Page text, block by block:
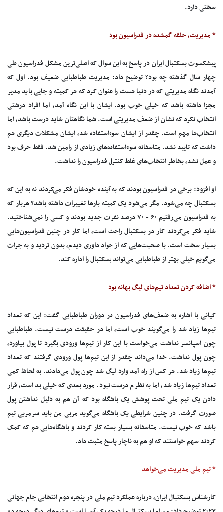
سختی دارد.
* مدیریت، حلقه گمشده در فدراسیون بود
پیشکسوت بسکتبال ایران در پاسخ به این سوال که اصلی‌ترین مشکل فدراسیون طی
چهار سال گذشته چه بود؟ توضیح داد: مدیریت طباطبایی ضعیف بود. اول که
آمدند نگاه مدیریتی که در دنیا هست را عنوان کرد که هر کمیته و جایی باید مدیر
مجزا داشته باشد که خیلی خوب بود. ایشان با این نگاه آمد، اما افراد درشتی
انتخاب نکرد که نشان از ضعف مدیریتی است. شما نگاهتان شاید درست باشد، اما
انتخاب‌ها مهم است. چقدر از ایشان سوءاستفاده شد، ایشان مشکلات دیگری هم
داشت که تایید نشد. متاسفانه سوءاستفاده‌های زیادی از رامین شد. فقط حرف بود
و عمل نشد، بخاطر انتخاب‌های غلط کنترل فدراسیون را نداشت.
او افزود: برخی در فدراسیون بودند که به آینده خودشان فکر می‌کردند نه به این که
بسکتبال چه می‌شود. مگر می‌شود یک کمیته بارها تغییرات داشته باشد؟ هربار که
به فدراسیون می‌رفتیم ۶۰ - ۷۰ درصد نفرات جدید بودند و کسی را نمی‌شناختید.
شاید فکر می‌کردند کار در بسکتبال راحت است، اما کار در چنین فدراسیون‌هایی
بسیار سخت است. با صحبت‌هایی که از جواد داوری دیدم، بدون تردید و به جرات
می‌گویم خیلی بهتر از طباطبایی می‌تواند بسکتبال را اداره کند.
* اضافه کردن تعداد تیم‌های لیگ بهانه بود
کیانی با اشاره به ضعف‌های فدراسیون در دوران طباطبایی گفت: این که تعداد
تیم‌ها زیاد شد را می‌گویند خوب است، اما در حقیقت درست نیست. طباطبایی
چون اسپانسر نداشت می‌خواست با این کار از تیم‌ها ورودی بگیرد تا پول بیاورد،
چون پول نداشت. خدا می‌داند چقدر از این تیم‌ها پول ورودی گرفتند که تعداد
تیم‌ها زیاد شد. هر کس از راه آمد وارد لیگ شد چون پول می‌دادند. به لحاظ کمی
تعداد تیم‌ها زیاد شد، اما به نظرم درست نبود. مورد بعدی که خیلی بد است، قرار
دادن یک تیم ملی تحت پوشش یک باشگاه بود که آن هم به دلیل نداشتن پول
صورت گرفت. در چنین شرایطی یک باشگاه می‌گوید مربی من باید سرمربی تیم
باشد که خوب نیست. متاسفانه بسیار بسته کار کردند و باشگاه‌هایی هم که کمک
کردند سهم خواستند که او هم به ناچار پاسخ مثبت داد.
* تیم ملی مدیریت می‌خواهد
کارشناس بسکتبال ایران، درباره عملکرد تیم ملی در پنجره دوم انتخابی جام جهانی